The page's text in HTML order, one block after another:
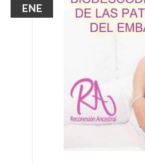
ENE